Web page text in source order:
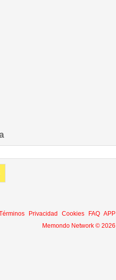
Privacidad Cookies FAQ APP
Memondo Network © 2026